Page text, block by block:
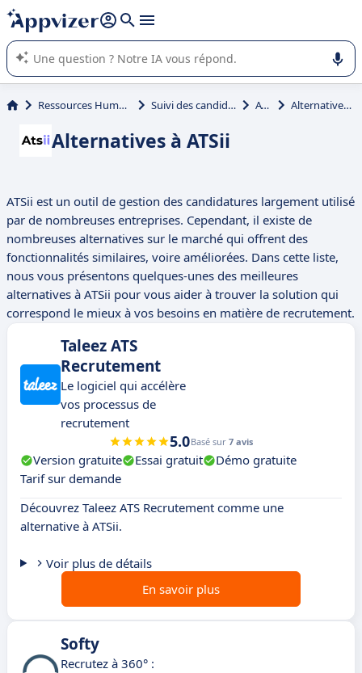
répondre (plusieurs lignes avec
L'IA de Appvizer vous guide dans l'utilisation ou la sélection de
logiciel SaaS en entreprise.
Ressources Humaines (RH) Suivi des candidats (ATS) ATSii Alternatives à ATSii
Alternatives à ATSii
ATSii est un outil de gestion des candidatures largement utilisé
par de nombreuses entreprises. Cependant, il existe de
nombreuses alternatives sur le marché qui offrent des
fonctionnalités similaires, voire améliorées. Dans cette liste,
nous vous présentons quelques-unes des meilleures
alternatives à ATSii pour vous aider à trouver la solution qui
correspond le mieux à vos besoins en matière de recrutement.
Taleez ATS
Recrutement
Le logiciel qui accélère
vos processus de
recrutement
5.0Basé sur 7 avis
Version gratuite Essai gratuit
Démo gratuite
Tarif sur demande
Découvrez Taleez ATS Recrutement comme une
alternative à ATSii.
Voir plus de détails
En savoir plus
Softy
Recrutez à 360° :